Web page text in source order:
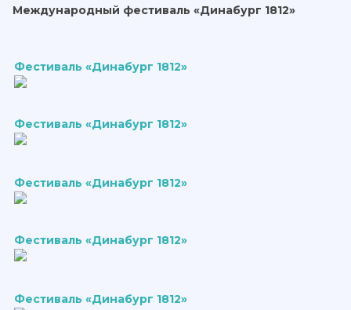
Международный фестиваль «Динабург 1812»
Фестиваль «Динабург 1812»
Фестиваль «Динабург 1812»
Фестиваль «Динабург 1812»
Фестиваль «Динабург 1812»
Фестиваль «Динабург 1812»